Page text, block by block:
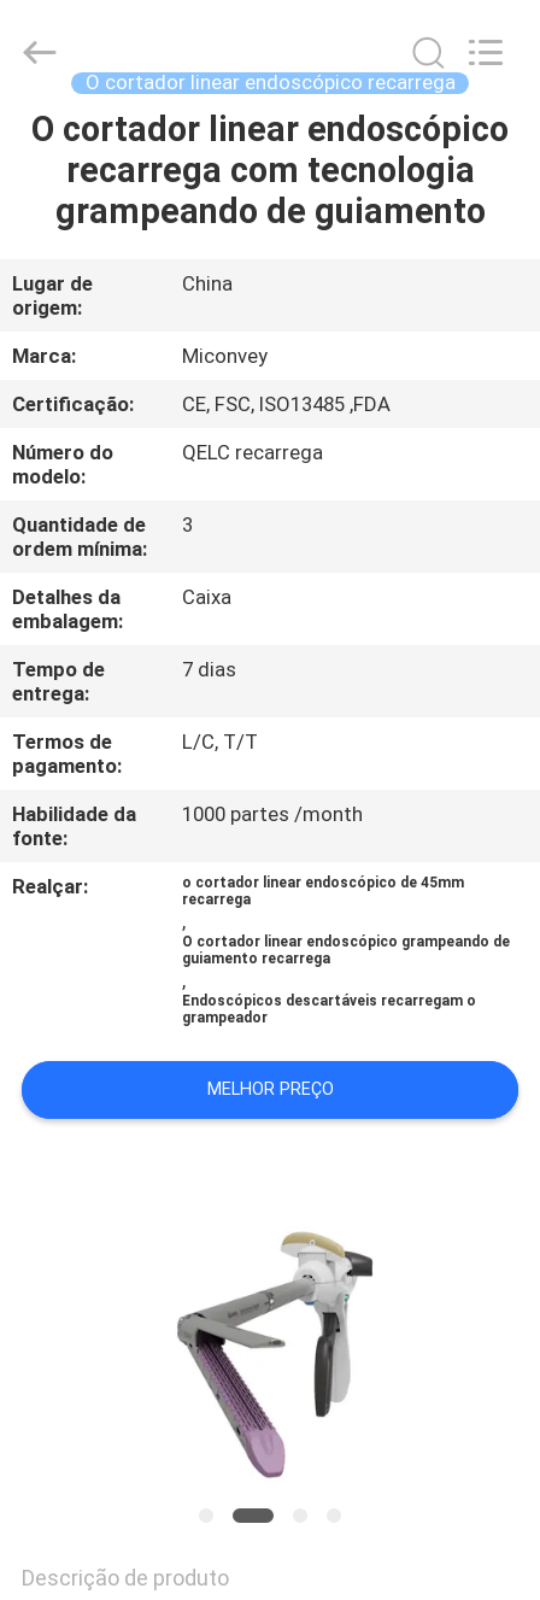
CASA
PRODUTOS
SOBRE
NÓS
EXCURSÃO
DA
FÁBRICA
CONTROLE
DA
QUALIDADE
CONTACTE-
NOS
PEÇA
UMAS
SITE
LTD.
O cortador linear endoscópico recarrega
O cortador linear endoscópico
recarrega com tecnologia
grampeando de guiamento
Lugar de
origem:
China
Marca:
Miconvey
Certificação:
CE, FSC, ISO13485 ,FDA
Número do
modelo:
QELC recarrega
Quantidade de
ordem mínima:
3
Detalhes da
embalagem:
Caixa
Tempo de
entrega:
7 dias
Termos de
pagamento:
L/C, T/T
Habilidade da
fonte:
1000 partes /month
Realçar:
o cortador linear endoscópico de 45mm
recarrega
,
O cortador linear endoscópico grampeando de
guiamento recarrega
,
Endoscópicos descartáveis recarregam o
grampeador
MELHOR PREÇO
Descrição de produto